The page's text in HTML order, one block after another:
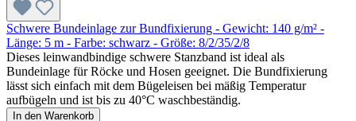
Schwere Bundeinlage zur Bundfixierung - Gewicht: 140 g/m² -
Länge: 5 m - Farbe: schwarz - Größe: 8/2/35/2/8
Dieses leinwandbindige schwere Stanzband ist ideal als
Bundeinlage für Röcke und Hosen geeignet. Die Bundfixierung
lässt sich einfach mit dem Bügeleisen bei mäßig Temperatur
aufbügeln und ist bis zu 40°C waschbeständig.
In den Warenkorb